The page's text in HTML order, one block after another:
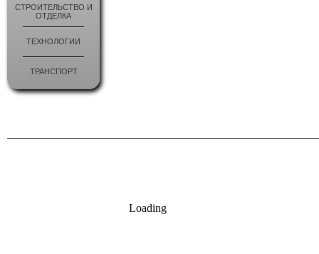
СТРОИТЕЛЬСТВО И
ОТДЕЛКА
ТЕХНОЛОГИИ
ТРАНСПОРТ
Loading